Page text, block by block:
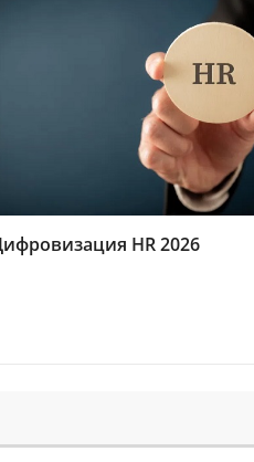
HR 2026